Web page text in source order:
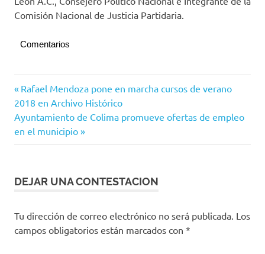
Comisión Nacional de Justicia Partidaria.
Comentarios
Navegación
de
entradas
Entrada
anterior:
Rafael Mendoza pone en marcha cursos de verano
2018 en Archivo Histórico
Siguiente
entrada:
Ayuntamiento de Colima promueve ofertas de empleo
en el municipio
DEJAR UNA CONTESTACION
Tu dirección de correo electrónico no será publicada. Los
campos obligatorios están marcados con *